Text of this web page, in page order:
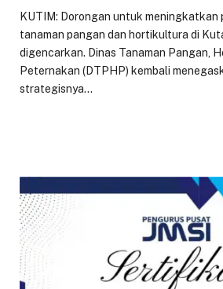
KUTIM: Dorongan untuk
tanaman pangan dan hortikultura di
digencarkan. Dinas Tanaman Pangan,
Peternakan (DTPHP) kembali
strategisnya…